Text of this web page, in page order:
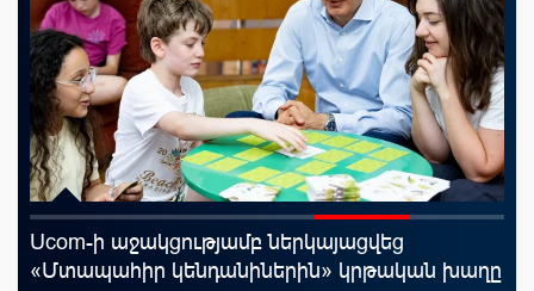
Ucom-ի աջակցությամբ ներկայացվեց
«Մտապահիր կենդանիներին» կրթական խաղը